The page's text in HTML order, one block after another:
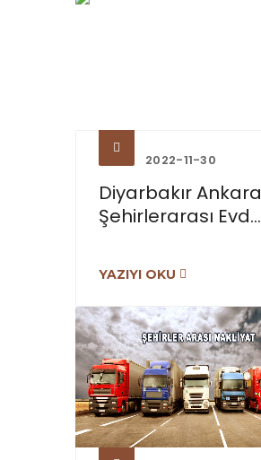
2022-11-30
Diyarbakır Ankara
Şehirlerarası Evd...
YAZIYI OKU